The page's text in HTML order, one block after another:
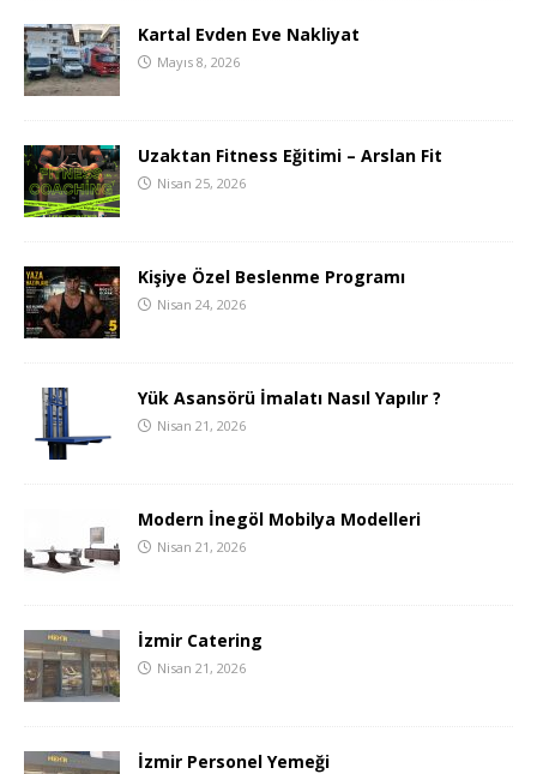
Kartal Evden Eve Nakliyat
Mayıs 8, 2026
Uzaktan Fitness Eğitimi – Arslan Fit
Nisan 25, 2026
Kişiye Özel Beslenme Programı
Nisan 24, 2026
Yük Asansörü İmalatı Nasıl Yapılır ?
Nisan 21, 2026
Modern İnegöl Mobilya Modelleri
Nisan 21, 2026
İzmir Catering
Nisan 21, 2026
İzmir Personel Yemeği